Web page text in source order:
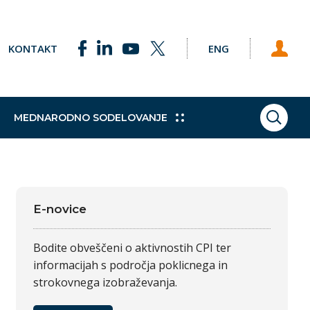
ENG
KONTAKT
MEDNARODNO SODELOVANJE
Svetu EUE-novice
Bodite obveščeni o aktivnostih CPI ter
informacijah s področja poklicnega in
strokovnega izobraževanja.